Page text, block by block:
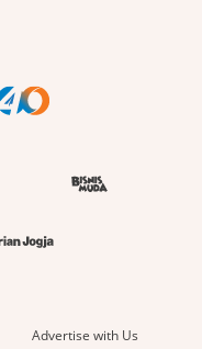
Advertise with Us